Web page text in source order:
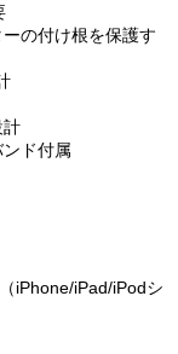
の付け根を保護す
計
ド付属
iPhone/iPad/iPodシ